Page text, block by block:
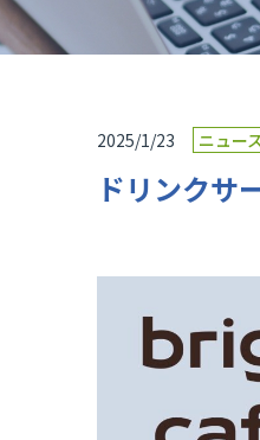
2025/1/23 ニュー
ドリンクサ